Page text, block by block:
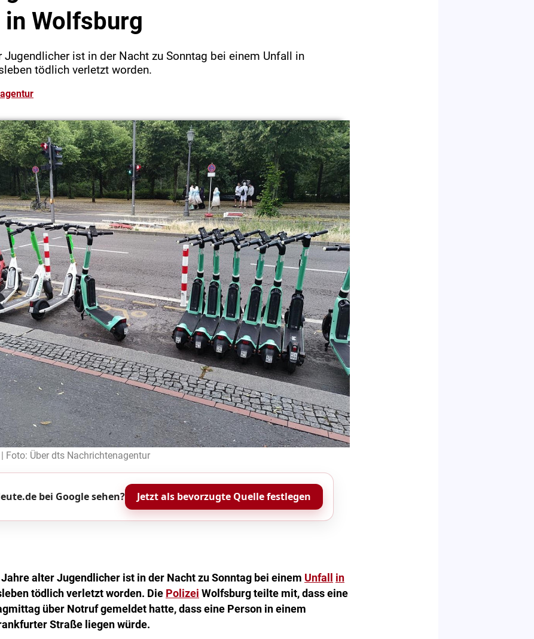
Wolfsburg
Jugendlicher ist in der Nacht zu Sonntag bei einem Unfall in
tödlich verletzt worden.
Foto: Über dts Nachrichtenagentur
bei Google sehen? Jetzt als bevorzugte Quelle festlegen
alter Jugendlicher ist in der Nacht zu Sonntag bei einem Unfall
in
tödlich verletzt worden. Die Polizei Wolfsburg teilte mit, dass eine
über Notruf gemeldet hatte, dass eine Person in einem
Straße liegen würde.